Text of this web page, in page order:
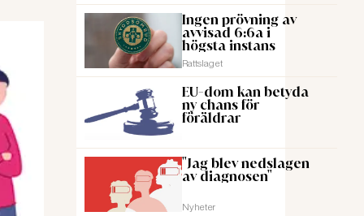
Ingen prövning av
avvisad 6:6a i
högsta instans
Rattslaget
EU-dom kan betyda
ny chans för
föräldrar
"Jag blev nedslagen
av diagnosen"
Nyheter